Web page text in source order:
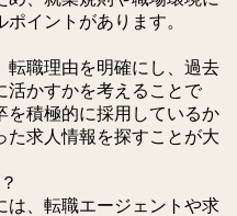
イントがあります。
転職理由を明確にし、過去
活かすかを考えることで
を積極的に採用しているか
た求人情報を探すことが大
は、転職エージェントや求